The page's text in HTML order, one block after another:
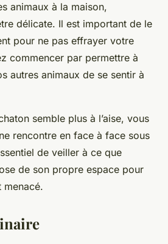
animaux à la maison,
délicate. Il est important de le
pour ne pas effrayer votre
commencer par permettre à
autres animaux de se sentir à
semble plus à l’aise, vous
rencontre en face à face sous
de veiller à ce que
de son propre espace pour
menacé.